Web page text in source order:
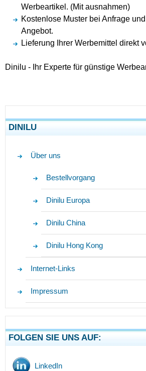
Werbeartikel. (Mit ausnahmen)
Kostenlose Muster bei Anfrage
Angebot.
Lieferung Ihrer Werbemittel direkt
Dinilu - Ihr Experte für günstige
DINILU
Über uns
Bestellvorgang
Dinilu Europa
Dinilu China
Dinilu Hong Kong
Internet-Links
Impressum
FOLGEN SIE UNS AUF:
LinkedIn